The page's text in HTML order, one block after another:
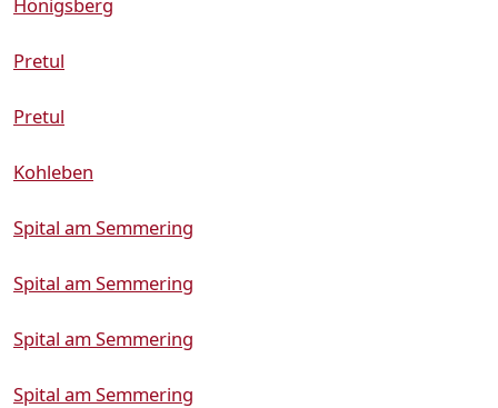
Pretul
Pretul
Kohleben
Spital am Semmering
Spital am Semmering
Spital am Semmering
Spital am Semmering